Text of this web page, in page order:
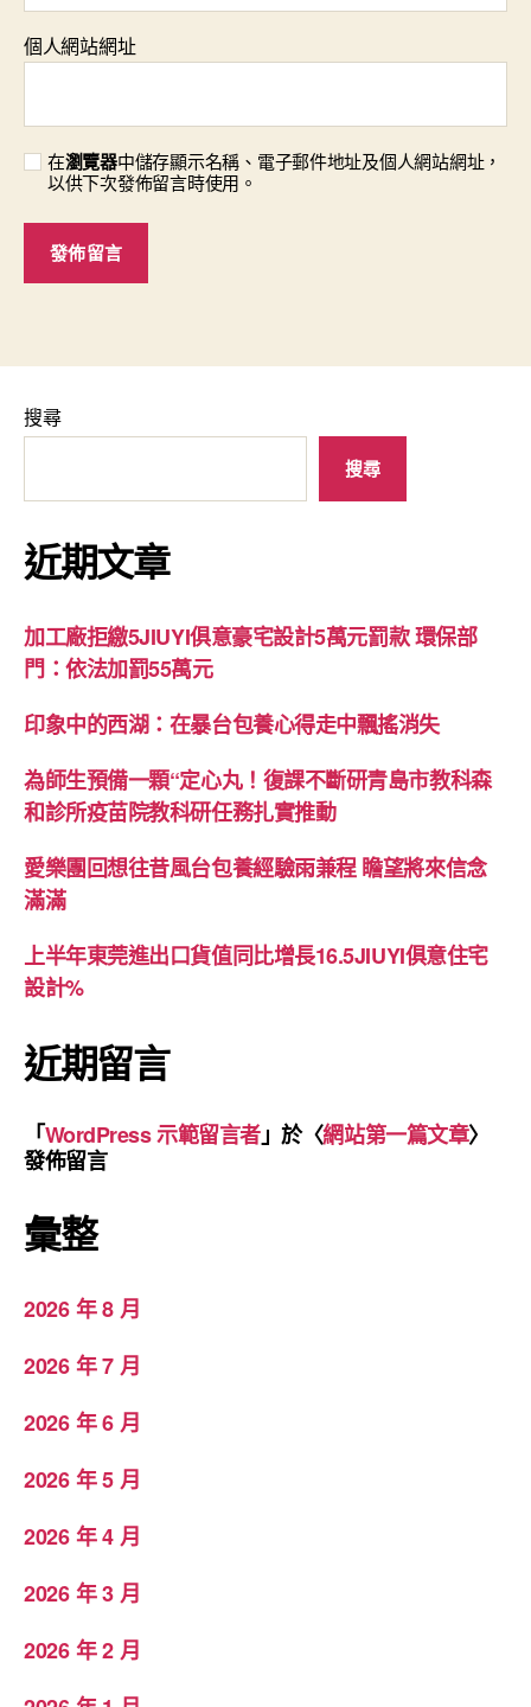
個人網站網址
在瀏覽器中儲存顯示名稱、電子郵件地址及個人網站網址，
以供下次發佈留言時使用。
搜尋
搜尋
近期文章
加工廠拒繳5JIUYI俱意豪宅設計5萬元罰款 環保部
門：依法加罰55萬元
印象中的西湖：在暴台包養心得走中飄搖消失
為師生預備一顆“定心丸！復課不斷研青島市教科森
和診所疫苗院教科研任務扎實推動
愛樂團回想往昔風台包養經驗雨兼程 瞻望將來信念
滿滿
上半年東莞進出口貨值同比增長16.5JIUYI俱意住宅
設計%
近期留言
「WordPress 示範留言者」於〈網站第一篇文章〉
發佈留言
彙整
2026 年 8 月
2026 年 7 月
2026 年 6 月
2026 年 5 月
2026 年 4 月
2026 年 3 月
2026 年 2 月